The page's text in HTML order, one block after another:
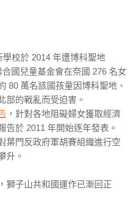
學校於 2014 年遭博科聖地
國兒童基金會在奈國 276 名女
80 萬名該國孩童因博科聖地、
部的戰亂而受迫害。
，針對各地阻礙婦女獲取經濟
告於 2011 年開始逐年發表。
葉門反政府軍胡賽組織進行空
升。
獅子山共和國運作已漸回正